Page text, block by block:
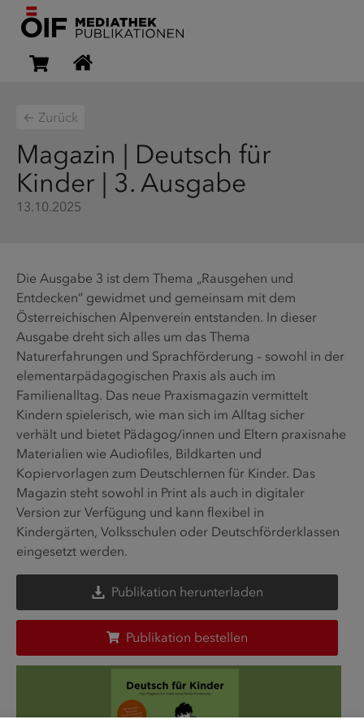
← Zurück
Magazin | Deutsch für
Kinder | 3. Ausgabe
13.10.2025
Die Ausgabe 3 ist dem Thema „Rausgehen und
Entdecken“ gewidmet und gemeinsam mit dem
Österreichischen Alpenverein entstanden. In dieser
Ausgabe dreht sich alles um das Thema
Naturerfahrungen und Sprachförderung – sowohl in der
elementarpädagogischen Praxis als auch im
Familienalltag. Das neue Praxismagazin vermittelt
Kindern spielerisch, wie man sich im Alltag sicher
verhält und bietet Pädagog/innen und Eltern praxisnahe
Materialien wie Audiofiles, Bildkarten und
Kopiervorlagen zum Deutschlernen für Kinder. Das
Magazin steht sowohl in Print als auch in digitaler
Version zur Verfügung und kann flexibel in
Kindergärten, Volksschulen oder Deutschförderklassen
eingesetzt werden.
Publikation herunterladen
Publikation bestellen